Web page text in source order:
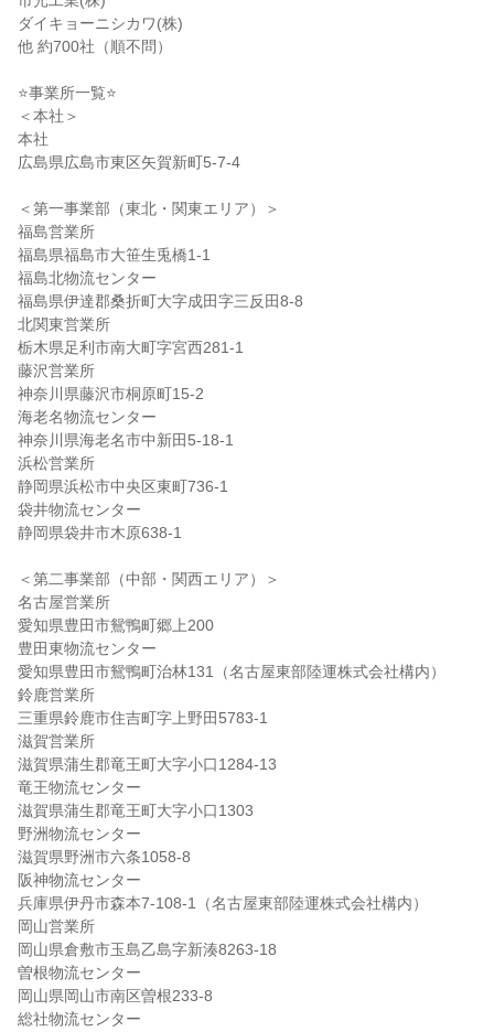
ダイキョーニシカワ(株)
他 約700社（順不問）
⭐事業所一覧⭐
＜本社＞
本社
広島県広島市東区矢賀新町5-7-4
＜第一事業部（東北・関東エリア）＞
福島営業所
福島県福島市大笹生兎橋1-1
福島北物流センター
福島県伊達郡桑折町大字成田字三反田8-8
北関東営業所
栃木県足利市南大町字宮西281-1
藤沢営業所
神奈川県藤沢市桐原町15-2
海老名物流センター
神奈川県海老名市中新田5-18-1
浜松営業所
静岡県浜松市中央区東町736-1
袋井物流センター
静岡県袋井市木原638-1
＜第二事業部（中部・関西エリア）＞
名古屋営業所
愛知県豊田市鴛鴨町郷上200
豊田東物流センター
愛知県豊田市鴛鴨町治林131（名古屋東部陸運株式会社構内）
鈴鹿営業所
三重県鈴鹿市住吉町字上野田5783-1
滋賀営業所
滋賀県蒲生郡竜王町大字小口1284-13
竜王物流センター
滋賀県蒲生郡竜王町大字小口1303
野洲物流センター
滋賀県野洲市六条1058-8
阪神物流センター
兵庫県伊丹市森本7-108-1（名古屋東部陸運株式会社構内）
岡山営業所
岡山県倉敷市玉島乙島字新湊8263-18
曽根物流センター
岡山県岡山市南区曽根233-8
総社物流センター